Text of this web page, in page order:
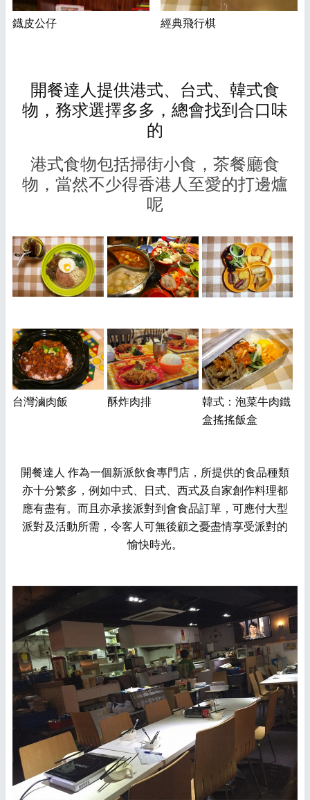
鐡皮公仔 經典飛行棋
開餐達人提供港式、台式、韓式食
物，務求選擇多多，總會找到合口味
的
港式食物包括掃街小食，茶餐廳食
物，當然不少得香港人至愛的打邊爐
呢
台灣滷肉飯 酥炸肉排
韓式：泡菜牛肉鐵
盒搖搖飯盒
開餐達人 作為一個新派飲食專門店，所提供的食品種類
亦十分繁多，例如中式、日式、西式及自家創作料理都
應有盡有。而且亦承接派對到會食品訂單，可應付大型
派對及活動所需，令客人可無後顧之憂盡情享受派對的
愉快時光。